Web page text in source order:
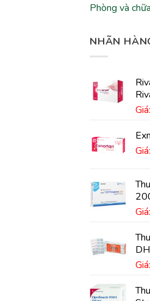
Phòng và
NHÃN
Giá:
Giá:
Giá:
Giá: